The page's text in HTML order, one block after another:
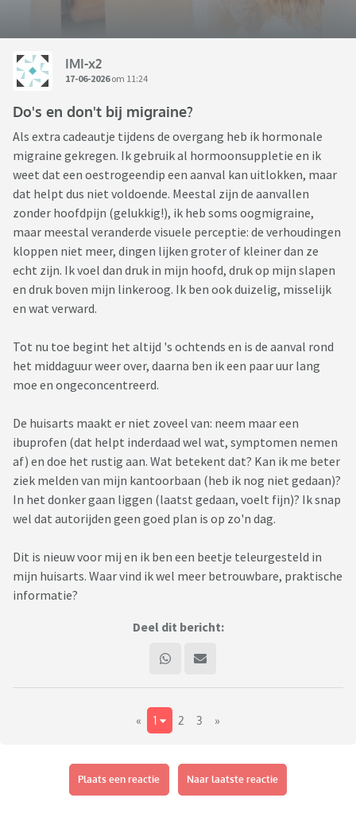
IMI-x2
17-06-2026om 11:24
Do's en don't bij migraine?
Als extra cadeautje tijdens de overgang heb ik hormonale
migraine gekregen. Ik gebruik al hormoonsuppletie en ik
weet dat een oestrogeendip een aanval kan uitlokken, maar
dat helpt dus niet voldoende. Meestal zijn de aanvallen
zonder hoofdpijn (gelukkig!), ik heb soms oogmigraine,
maar meestal veranderde visuele perceptie: de verhoudingen
kloppen niet meer, dingen lijken groter of kleiner dan ze
echt zijn. Ik voel dan druk in mijn hoofd, druk op mijn slapen
en druk boven mijn linkeroog. Ik ben ook duizelig, misselijk
en wat verward.
Tot nu toe begint het altijd 's ochtends en is de aanval rond
het middaguur weer over, daarna ben ik een paar uur lang
moe en ongeconcentreerd.
De huisarts maakt er niet zoveel van: neem maar een
ibuprofen (dat helpt inderdaad wel wat, symptomen nemen
af) en doe het rustig aan. Wat betekent dat? Kan ik me beter
ziek melden van mijn kantoorbaan (heb ik nog niet gedaan)?
In het donker gaan liggen (laatst gedaan, voelt fijn)? Ik snap
wel dat autorijden geen goed plan is op zo'n dag.
Dit is nieuw voor mij en ik ben een beetje teleurgesteld in
mijn huisarts. Waar vind ik wel meer betrouwbare, praktische
informatie?
Deel dit bericht:
« 1 2 3 »
Plaats een reactie Naar laatste reactie